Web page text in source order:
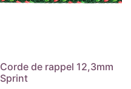
Corde de rappel 12,3mm
Sprint